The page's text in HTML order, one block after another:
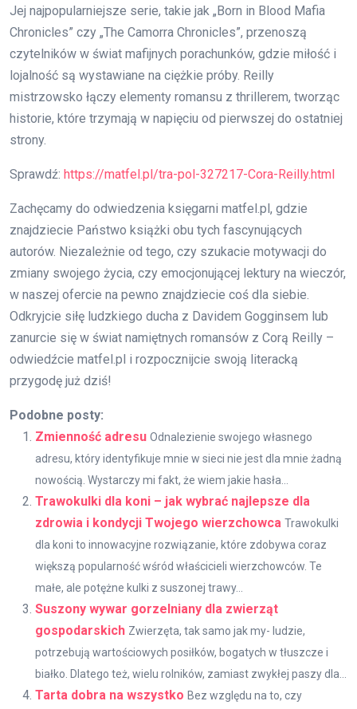
Jej najpopularniejsze serie, takie jak „Born in Blood Mafia
Chronicles” czy „The Camorra Chronicles”, przenoszą
czytelników w świat mafijnych porachunków, gdzie miłość i
lojalność są wystawiane na ciężkie próby. Reilly
mistrzowsko łączy elementy romansu z thrillerem, tworząc
historie, które trzymają w napięciu od pierwszej do ostatniej
strony.
Sprawdź: https://matfel.pl/tra-pol-327217-Cora-Reilly.html
Zachęcamy do odwiedzenia księgarni matfel.pl, gdzie
znajdziecie Państwo książki obu tych fascynujących
autorów. Niezależnie od tego, czy szukacie motywacji do
zmiany swojego życia, czy emocjonującej lektury na wieczór,
w naszej ofercie na pewno znajdziecie coś dla siebie.
Odkryjcie siłę ludzkiego ducha z Davidem Gogginsem lub
zanurcie się w świat namiętnych romansów z Corą Reilly –
odwiedźcie matfel.pl i rozpocznijcie swoją literacką
przygodę już dziś!
Podobne posty:
Zmienność adresu Odnalezienie swojego własnego
adresu, który identyfikuje mnie w sieci nie jest dla mnie żadną
nowością. Wystarczy mi fakt, że wiem jakie hasła...
Trawokulki dla koni – jak wybrać najlepsze dla
zdrowia i kondycji Twojego wierzchowca Trawokulki
dla koni to innowacyjne rozwiązanie, które zdobywa coraz
większą popularność wśród właścicieli wierzchowców. Te
małe, ale potężne kulki z suszonej trawy...
Suszony wywar gorzelniany dla zwierząt
gospodarskich Zwierzęta, tak samo jak my- ludzie,
potrzebują wartościowych posiłków, bogatych w tłuszcze i
białko. Dlatego też, wielu rolników, zamiast zwykłej paszy dla...
Tarta dobra na wszystko Bez względu na to, czy